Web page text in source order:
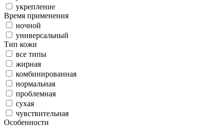
укрепление
Время применения
ночной
универсальный
Тип кожи
все типы
жирная
комбинированная
нормальная
проблемная
сухая
чувствительная
Особенности